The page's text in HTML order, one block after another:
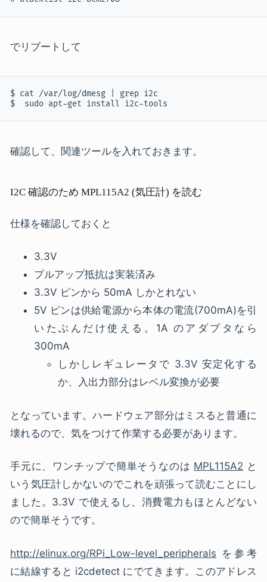
でリブートして
$ cat /var/log/dmesg | grep i2c
$  sudo apt-get install i2c-tools
確認して、関連ツールを入れておきます。
I2C 確認のため MPL115A2 (気圧計) を読む
仕様を確認しておくと
3.3V
プルアップ抵抗は実装済み
3.3V ピンから 50mA しかとれない
5V ピンは供給電源から本体の電流(700mA)を引
いたぶんだけ使える。1A のアダプタなら
300mA
しかしレギュレータで 3.3V 安定化する
か、入出力部分はレベル変換が必要
となっています。ハードウェア部分はミスると普通に
壊れるので、気をつけて作業する必要があります。
手元に、ワンチップで簡単そうなのは MPL115A2 と
いう気圧計しかないのでこれを頑張って読むことにし
ました。3.3V で使えるし、消費電力もほとんどない
ので簡単そうです。
http://elinux.org/RPi_Low-level_peripherals を参考
に結線すると i2cdetect にでてきます。このアドレス